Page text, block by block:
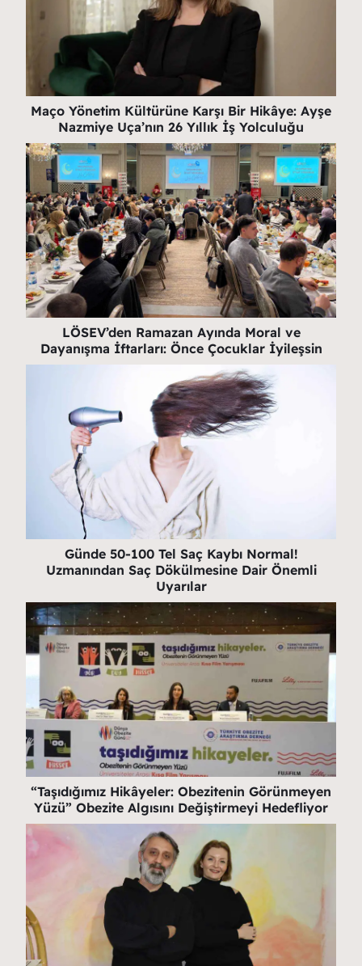
Maço Yönetim Kültürüne Karşı Bir Hikâye: Ayşe
Nazmiye Uça’nın 26 Yıllık İş Yolculuğu
LÖSEV’den Ramazan Ayında Moral ve
Dayanışma İftarları: Önce Çocuklar İyileşsin
Günde 50-100 Tel Saç Kaybı Normal!
Uzmanından Saç Dökülmesine Dair Önemli
Uyarılar
“Taşıdığımız Hikâyeler: Obezitenin Görünmeyen
Yüzü” Obezite Algısını Değiştirmeyi Hedefliyor